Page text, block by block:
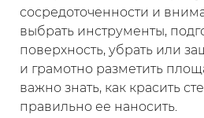
сосредоточенности и
выбрать инструменты,
поверхность, убрать или
и грамотно разметить
важно знать, как красить
правильно ее наносить.